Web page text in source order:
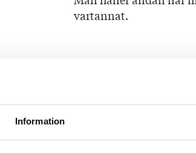
Information
vartannat.
Marcus Groth gör
tragiska iakttagelser
stora glädjen i att få
hästar och hundar,
och vardag, om